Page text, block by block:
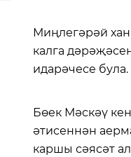
Миңлегәрәй
калга
идарәчесе була.
Бөек Мәскәү
әтисеннән
каршы сәясәт